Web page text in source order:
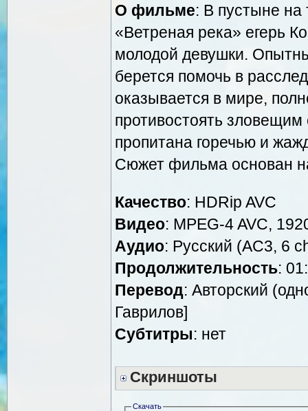
О фильме: В пустыне на
«Ветреная река» егерь
молодой девушки.
берется помочь в
оказывается в мире,
противостоять
пропитана горечью и
Сюжет фильма основан
Качество: HDRip AVC
Видео: MPEG-4 AVC,
Аудио: Русский (AC3, 6
Продолжительность:
Перевод: Авторский
Гаврилов]
Субтитры: нет
Скриншоты
Скачать